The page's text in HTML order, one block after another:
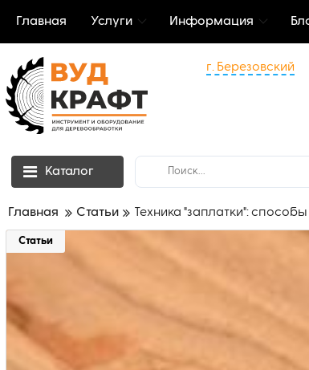
Главная Услуги Информация
г. Березовский
Каталог
Главная Статьи Техника "заплатки":
Статьи